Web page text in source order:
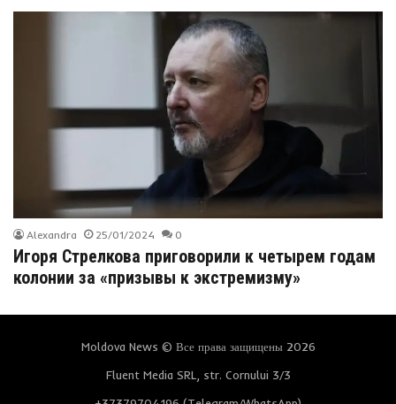
Alexandra 25/01/2024 0
Игоря Стрелкова приговорили к четырем годам
колонии за «призывы к экстремизму»
Moldova News © Все права защищены 2026
Fluent Media SRL, str. Cornului 3/3